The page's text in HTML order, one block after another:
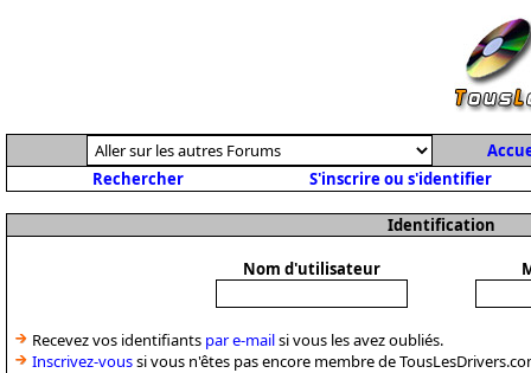
Rechercher
S'inscrire ou s'identifier
Identification
Nom d'utilisateur
Recevez vos identifiants par e-mailsi vous les avez oubliés.
Inscrivez-voussi vous n'êtes pas encore membre de